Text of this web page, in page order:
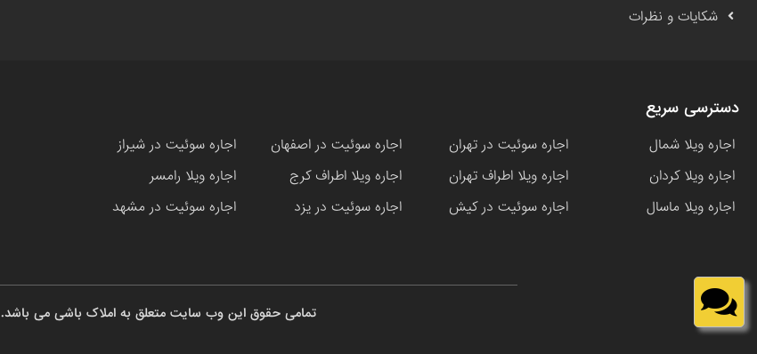
شکایات و نظرات
دسترسی سریع
اجاره ویلا شمال اجاره سوئیت در تهران اجاره سوئیت در اصفهان
اجاره سوئیت در شیراز
اجاره ویلا کردان
اجاره ویلا اطراف تهران اجاره ویلا اطراف کرج
اجاره ویلا رامسر
اجاره ویلا ماسال
اجاره سوئیت در کیش اجاره سوئیت در یزد اجاره سوئیت در مشهد
تمامی حقوق این وب سایت متعلق به املاک باشی می باشد.